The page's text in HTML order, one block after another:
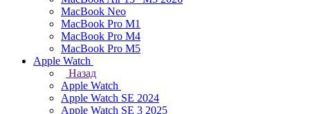
MacBook Neo
MacBook Pro M1
MacBook Pro M4
MacBook Pro M5
Apple Watch
Назад
Apple Watch
Apple Watch SE 2024
Apple Watch SE 3 2025